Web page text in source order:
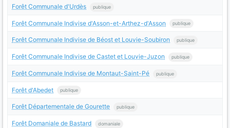
Forêt Communale d'Urdès publique
Forêt Communale Indivise d'Asson-et-Arthez-d'Asson publique
Forêt Communale Indivise de Béost et Louvie-Soubiron publique
Forêt Communale Indivise de Castet et Louvie-Juzon publique
Forêt Communale Indivise de Montaut-Saint-Pé publique
Forêt d'Abedet publique
Forêt Départementale de Gourette publique
Forêt Domaniale de Bastard domaniale